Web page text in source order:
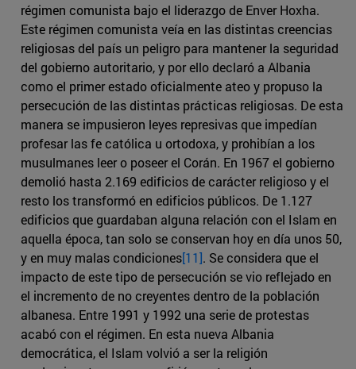
régimen comunista bajo el liderazgo de Enver Hoxha.
Este régimen comunista veía en las distintas creencias
religiosas del país un peligro para mantener la seguridad
del gobierno autoritario, y por ello declaró a Albania
como el primer estado oficialmente ateo y propuso la
persecución de las distintas prácticas religiosas. De esta
manera se impusieron leyes represivas que impedían
profesar las fe católica u ortodoxa, y prohibían a los
musulmanes leer o poseer el Corán. En 1967 el gobierno
demolió hasta 2.169 edificios de carácter religioso y el
resto los transformó en edificios públicos. De 1.127
edificios que guardaban alguna relación con el Islam en
aquella época, tan solo se conservan hoy en día unos 50,
y en muy malas condiciones[11]. Se considera que el
impacto de este tipo de persecución se vio reflejado en
el incremento de no creyentes dentro de la población
albanesa. Entre 1991 y 1992 una serie de protestas
acabó con el régimen. En esta nueva Albania
democrática, el Islam volvió a ser la religión